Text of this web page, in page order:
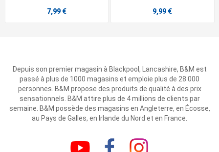
7,99 € 9,99 €
Depuis son premier magasin à Blackpool, Lancashire, B&M est
passé à plus de 1000 magasins et emploie plus de 28 000
personnes. B&M propose des produits de qualité à des prix
sensationnels. B&M attire plus de 4 millions de clients par
semaine. B&M possède des magasins en Angleterre, en Écosse,
au Pays de Galles, en Irlande du Nord et en France.